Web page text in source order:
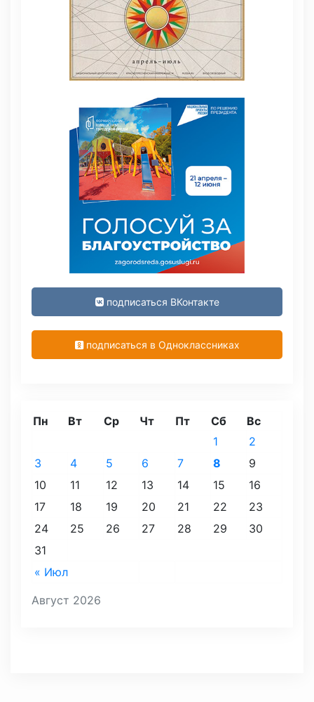
подписаться ВКонтакте
подписаться в Одноклассниках
Август 2026
Пн Вт Ср Чт Пт Сб Вс
« Июл
1
2
3
4 5 6 7 8
9
10
11 12 13 14 15
16
17
18 19 20 21 22
23
24
25 26 27 28 29
30
31